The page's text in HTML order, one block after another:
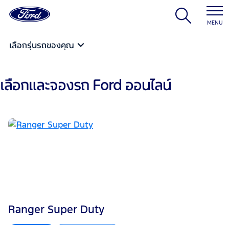
MENU
เลือกรุ่นรถของคุณ
เลือกและจองรถ Ford ออนไลน์
Ranger Super Duty